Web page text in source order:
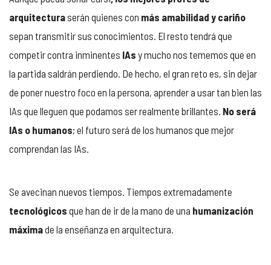
arquitecturaserán quienes con más amabilidad y cariño
sepan transmitir sus conocimientos. El resto tendrá que
competir contra inminentes IAs y mucho nos tememos que en
la partida saldrán perdiendo. De hecho, el gran reto es, sin dejar
de poner nuestro foco en la persona, aprender a usar tan bien las
IAs que lleguen que podamos ser realmente brillantes. No será
IAs o humanos; el futuro será de los humanos que mejor
comprendan las IAs.
Se avecinan nuevos tiempos. Tiempos extremadamente
tecnológicos que han de ir de la mano de una humanización
máximade la enseñanza en arquitectura.